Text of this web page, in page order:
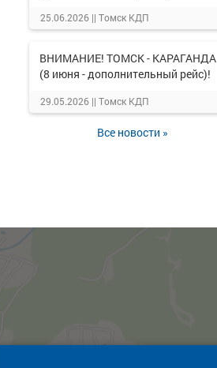
25.06.2026 || Томск КДП
ВНИМАНИЕ! ТОМСК - КАРАГАНДА
(8 июня - дополнительный рейс)!
29.05.2026 || Томск КДП
Все новости »